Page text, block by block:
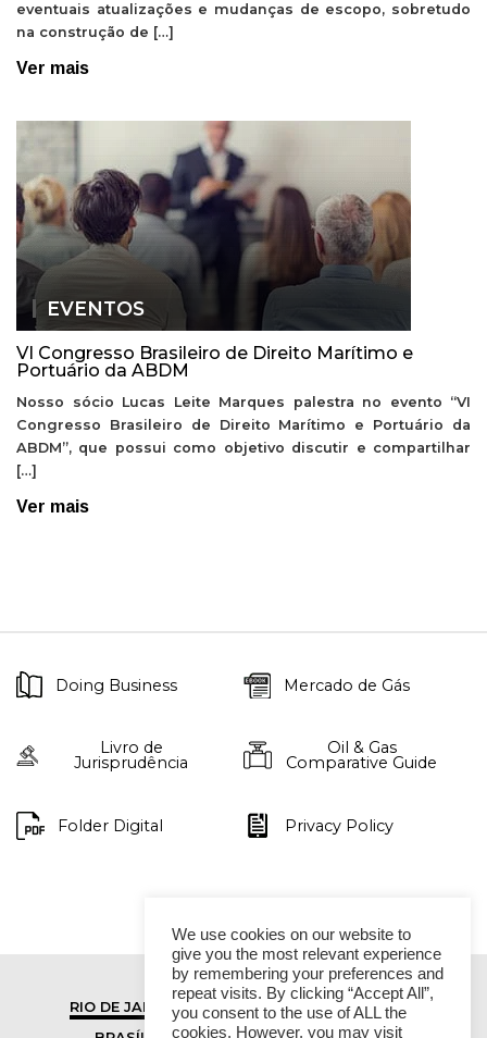
eventuais atualizações e mudanças de escopo, sobretudo
na construção de […]
Ver mais
EVENTOS
VI Congresso Brasileiro de Direito Marítimo e
Portuário da ABDM
Nosso sócio Lucas Leite Marques palestra no evento “VI
Congresso Brasileiro de Direito Marítimo e Portuário da
ABDM”, que possui como objetivo discutir e compartilhar
[…]
Ver mais
Doing Business Mercado de Gás
Livro de
Jurisprudência
Oil & Gas
Comparative Guide
Folder Digital Privacy Policy
RIO DE JANEIRO
SÃO PAULO
We use cookies on our website to
give you the most relevant experience
by remembering your preferences and
repeat visits. By clicking “Accept All”,
you consent to the use of ALL the
cookies. However, you may visit